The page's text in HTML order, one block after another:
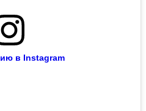
в Instagram